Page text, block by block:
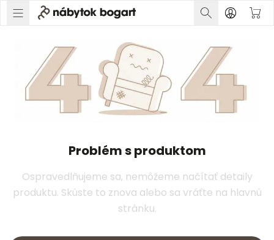
Problém s produktom
Ospravedlňujeme sa, nemôžeme načítať detaily
produktu. Skúste to znova alebo sa vráťte na hlavnú
stránku.